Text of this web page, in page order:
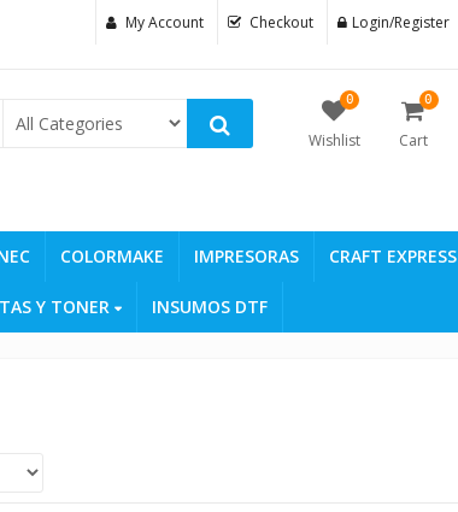
My Account Checkout Login/Register
0
Wishlist
0
Cart
COLORMAKE IMPRESORAS CRAFT EXPRESS
Y TONER INSUMOS DTF